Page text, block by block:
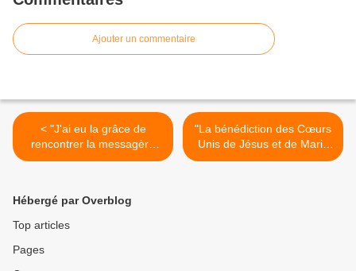
Ajouter un commentaire
< "J'ai eu la grâce de
rencontrer la messagère
par qui s'adresse les Cœurs
"La bénédiction des Cœurs
Unis de Jésus et de Marie
est un avant-goût du
Hébergé par Overblog
Top articles
Pages